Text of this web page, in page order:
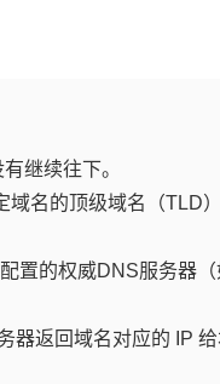
继续往下。
名的顶级域名（TLD
置的权威DNS服务器
返回域名对应的 IP